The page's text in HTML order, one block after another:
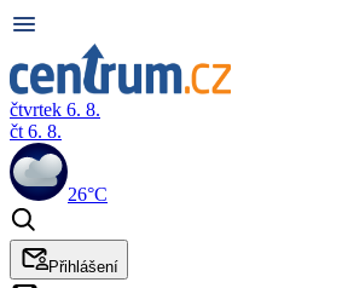
čtvrtek 6. 8.
čt 6. 8.
26°C
Přihlášení